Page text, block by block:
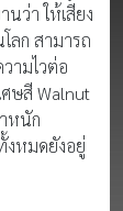
ว่า ให้เสียง
ลก สามารถ
ามไวต่อ
ษสี Walnut
หนัก
งหมดยังอยู่